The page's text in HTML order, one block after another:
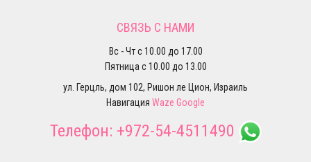
СВЯЗЬ С НАМИ
Вс - Чт с 10.00 до 17.00
Пятница с 10.00 до 13.00
ул. Герцль, дом 102, Ришон ле Цион, Израиль
Навигация Waze Google
Телефон: +972-54-4511490